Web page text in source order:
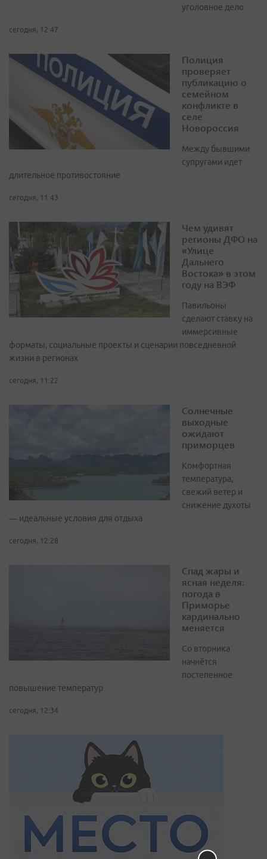
уголовное дело
сегодня, 12:47
Полиция
проверяет
публикацию о
семейном
конфликте в
селе
Новороссия
Между бывшими
супругами идет
длительное противостояние
сегодня, 11:43
Чем удивят
регионы ДФО на
«Улице
Дальнего
Востока» в этом
году на ВЭФ
Павильоны
сделают ставку на
иммерсивные
форматы, социальные проекты и сценарии повседневной
жизни в регионах
сегодня, 11:22
Солнечные
выходные
ожидают
приморцев
Комфортная
температура,
свежий ветер и
снижение духоты
— идеальные условия для отдыха
сегодня, 12:28
Спад жары и
ясная неделя:
погода в
Приморье
кардинально
меняется
Со вторника
начнётся
постепенное
повышение температур
сегодня, 12:34